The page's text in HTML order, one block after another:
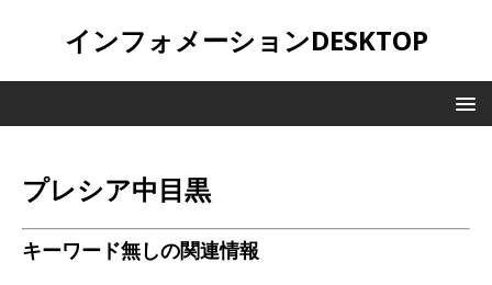
インフォメーションDESKTOP
プレシア中目黒
キーワード無しの関連情報